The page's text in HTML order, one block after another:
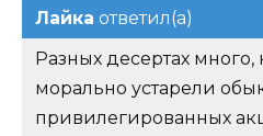
Лайка ответил(а)
Разных десертах
морально устарели
привилегированных